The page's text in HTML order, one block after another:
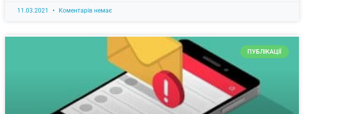
11.03.2021 Коментарів немає
ПУБЛІКАЦІЇ